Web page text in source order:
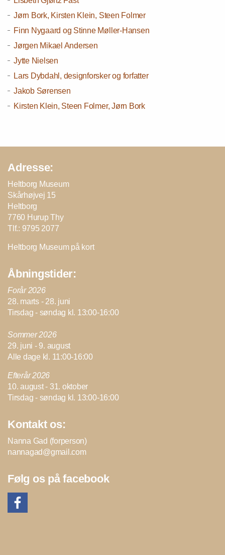
Jørn Bork, Kirsten Klein, Steen Folmer
Finn Nygaard og Stinne Møller-Hansen
Jørgen Mikael Andersen
Jytte Nielsen
Lars Dybdahl, designforsker og forfatter
Jakob Sørensen
Kirsten Klein, Steen Folmer, Jørn Bork
Adresse:
Heltborg Museum
Skårhøjvej 15
Heltborg
7760 Hurup Thy
Tlf.: 9795 2077
Heltborg Museum på kort
Åbningstider:
Forår 2026
28. marts - 28. juni
Tirsdag - søndag kl. 13:00-16:00
Sommer 2026
29. juni - 9. august
Alle dage kl. 11:00-16:00
Efterår 2026
10. august - 31. oktober
Tirsdag - søndag kl. 13:00-16:00
Kontakt os:
Nanna Gad (forperson)
nannagad@gmail.com
Følg os på facebook